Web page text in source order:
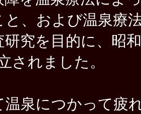
と、および温泉療
研究を目的に、昭
されました。
温泉につかって疲